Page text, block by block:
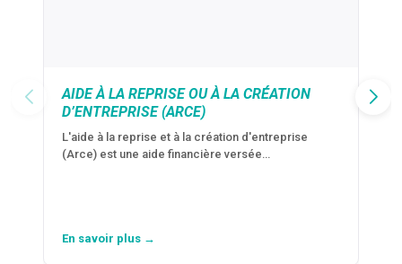
AIDE À LA REPRISE OU À LA CRÉATION
D’ENTREPRISE (ARCE)
L'aide à la reprise et à la création d'entreprise
(Arce) est une aide financière versée…
En savoir plus →